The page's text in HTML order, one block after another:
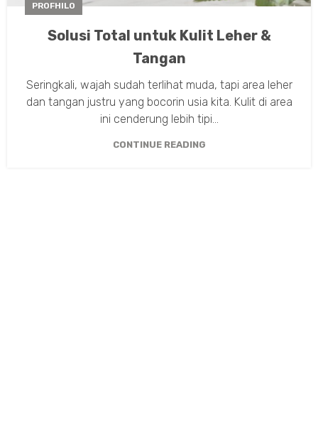
PROFHILO
Solusi Total untuk Kulit Leher &
Tangan
Seringkali, wajah sudah terlihat muda, tapi area leher
dan tangan justru yang bocorin usia kita. Kulit di area
ini cenderung lebih tipi...
CONTINUE READING